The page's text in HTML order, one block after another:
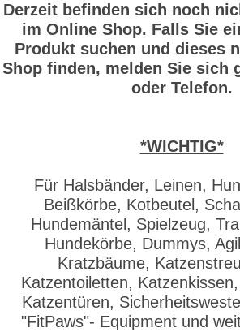
Derzeit befinden sich noch
im Online Shop. Falls Sie
Produkt suchen und dieses
Shop finden, melden Sie sich
oder Telefon.
*WICHTIG*
Für Halsbänder, Leinen,
Beißkörbe, Kotbeutel,
Hundemäntel, Spielzeug,
Hundekörbe, Dummys,
Kratzbäume,
Katzentoiletten,
Katzentüren,
"FitPaws"- Equipment und